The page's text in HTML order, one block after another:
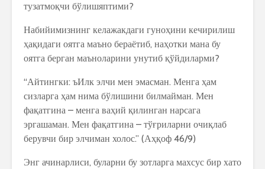
тузатмоқчи бўлишяптими?
Набийимизнинг келажакдаги гуноҳини кечирилиш
ҳақидаги оятга маъно бераётиб, наҳотки мана бу
оятга берган маъноларини унутиб қўйдиларми?
“Айтингки: ъИлк элчи мен эмасман. Менга ҳам
сизларга ҳам нима бўлишини билмайман. Мен
фақатгина – менга ваҳий қилинган нарсага
эргашаман. Мен фақатгина – тўғриларни очиқлаб
берувчи бир элчиман холос.” (Аҳқоф 46/9)
Энг ачинарлиси, буларни бу зотларга махсус бир хато